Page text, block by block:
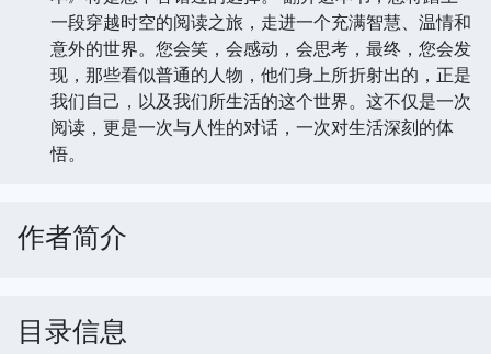
一段穿越时空的阅读之旅，走进一个充满智慧、温情和
意外的世界。您会笑，会感动，会思考，最终，您会发
现，那些看似普通的人物，他们身上所折射出的，正是
我们自己，以及我们所生活的这个世界。这不仅是一次
阅读，更是一次与人性的对话，一次对生活深刻的体
悟。
作者简介
目录信息